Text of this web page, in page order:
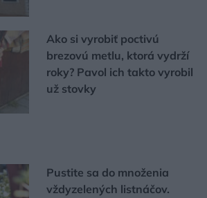
Ako si vyrobiť poctivú
brezovú metlu, ktorá vydrží
roky? Pavol ich takto vyrobil
už stovky
Pustite sa do množenia
vždyzelených listnáčov.